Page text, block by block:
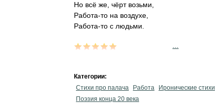
Но всё же, чёрт возьми,
Работа-то на воздухе,
Работа-то с людьми.
Категории:
Стихи про палача
Работа Иронические стихи
Поэзия конца 20 века